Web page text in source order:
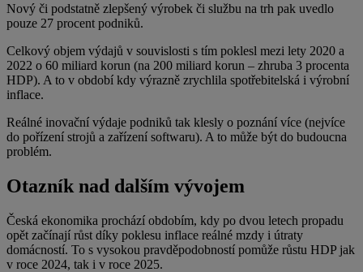
Nový či podstatně zlepšený výrobek či službu na trh pak uvedlo
pouze 27 procent podniků.
Celkový objem výdajů v souvislosti s tím poklesl mezi lety 2020 a
2022 o 60 miliard korun (na 200 miliard korun – zhruba 3 procenta
HDP). A to v období kdy výrazně zrychlila spotřebitelská i výrobní
inflace.
Reálné inovační výdaje podniků tak klesly o poznání více (nejvíce
do pořízení strojů a zařízení softwaru). A to může být do budoucna
problém.
Otazník nad dalším vývojem
Česká ekonomika prochází obdobím, kdy po dvou letech propadu
opět začínají růst díky poklesu inflace reálné mzdy i útraty
domácností. To s vysokou pravděpodobností pomůže růstu HDP jak
v roce 2024, tak i v roce 2025.